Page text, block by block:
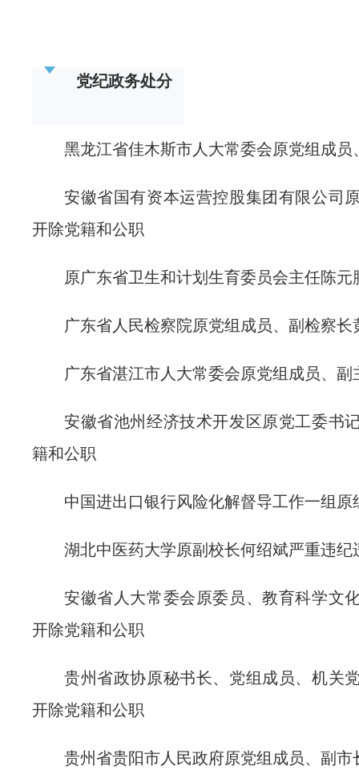
党纪政务处分
黑龙江省佳木斯市人大常委会原党组成
安徽省国有资本运营控股集团有限公司
开除党籍和公职
原广东省卫生和计划生育委员会主任陈元
广东省人民检察院原党组成员、副检察
广东省湛江市人大常委会原党组成员、
安徽省池州经济技术开发区原党工委书
籍和公职
中国进出口银行风险化解督导工作一组
湖北中医药大学原副校长何绍斌严重违
安徽省人大常委会原委员、教育科学文
开除党籍和公职
贵州省政协原秘书长、党组成员、机关
开除党籍和公职
贵州省贵阳市人民政府原党组成员、副